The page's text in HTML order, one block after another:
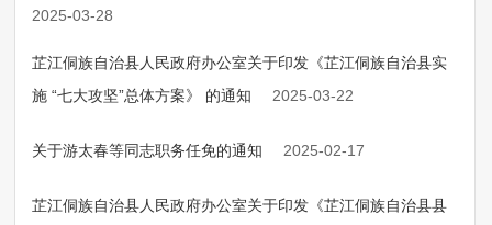
2025-03-28
芷江侗族自治县人民政府办公室关于印发《芷江侗族自治县实
施 “七大攻坚”总体方案》 的通知
2025-03-22
关于游太春等同志职务任免的通知 2025-02-17
芷江侗族自治县人民政府办公室关于印发《芷江侗族自治县县